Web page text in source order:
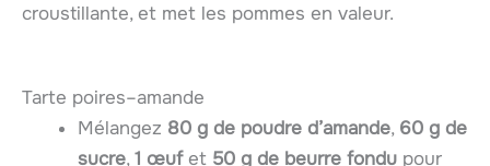
croustillante, et met les pommes en valeur.
Tarte poires–amande
Mélangez 80 g de poudre d’amande, 60 g de
sucre,1 œufet 50 g de beurre fondu pour